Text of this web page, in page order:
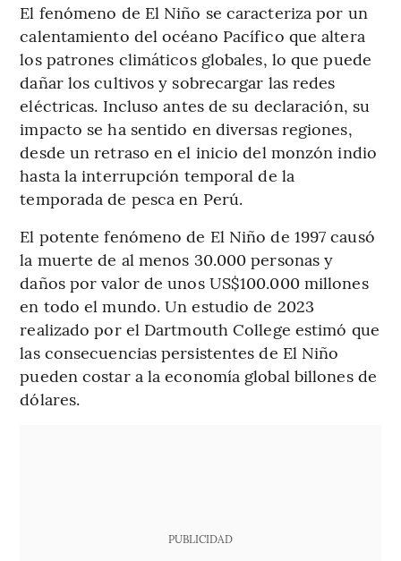
El fenómeno de El Niño se caracteriza por un
calentamiento del océano Pacífico que altera
los patrones climáticos globales, lo que puede
dañar los cultivos y sobrecargar las redes
eléctricas. Incluso antes de su declaración, su
impacto se ha sentido en diversas regiones,
desde un retraso en el inicio del monzón indio
hasta la interrupción temporal de la
temporada de pesca en Perú.
El potente fenómeno de El Niño de 1997 causó
la muerte de al menos 30.000 personas y
daños por valor de unos US$100.000 millones
en todo el mundo. Un estudio de 2023
realizado por el Dartmouth College estimó que
las consecuencias persistentes de El Niño
pueden costar a la economía global billones de
dólares.
PUBLICIDAD